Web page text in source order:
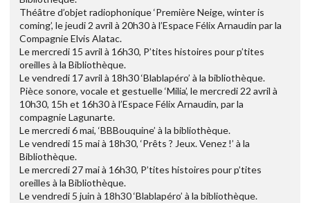
Théâtre d’objet radiophonique ‘Première Neige, winter is
coming’, le jeudi 2 avril à 20h30 à l’Espace Félix Arnaudin par la
Compagnie Elvis Alatac.
Le mercredi 15 avril à 16h30, P’tites histoires pour p’tites
oreilles à la Bibliothèque.
Le vendredi 17 avril à 18h30 ‘Blablapéro’ à la bibliothèque.
Pièce sonore, vocale et gestuelle ‘Milia’, le mercredi 22 avril à
10h30, 15h et 16h30 à l’Espace Félix Arnaudin, par la
compagnie Lagunarte.
Le mercredi 6 mai, ‘BBBouquine’ à la bibliothèque.
Le vendredi 15 mai à 18h30, ‘Prêts ? Jeux. Venez !’ à la
Bibliothèque.
Le mercredi 27 mai à 16h30, P’tites histoires pour p’tites
oreilles à la Bibliothèque.
Le vendredi 5 juin à 18h30 ‘Blablapéro’ à la bibliothèque.